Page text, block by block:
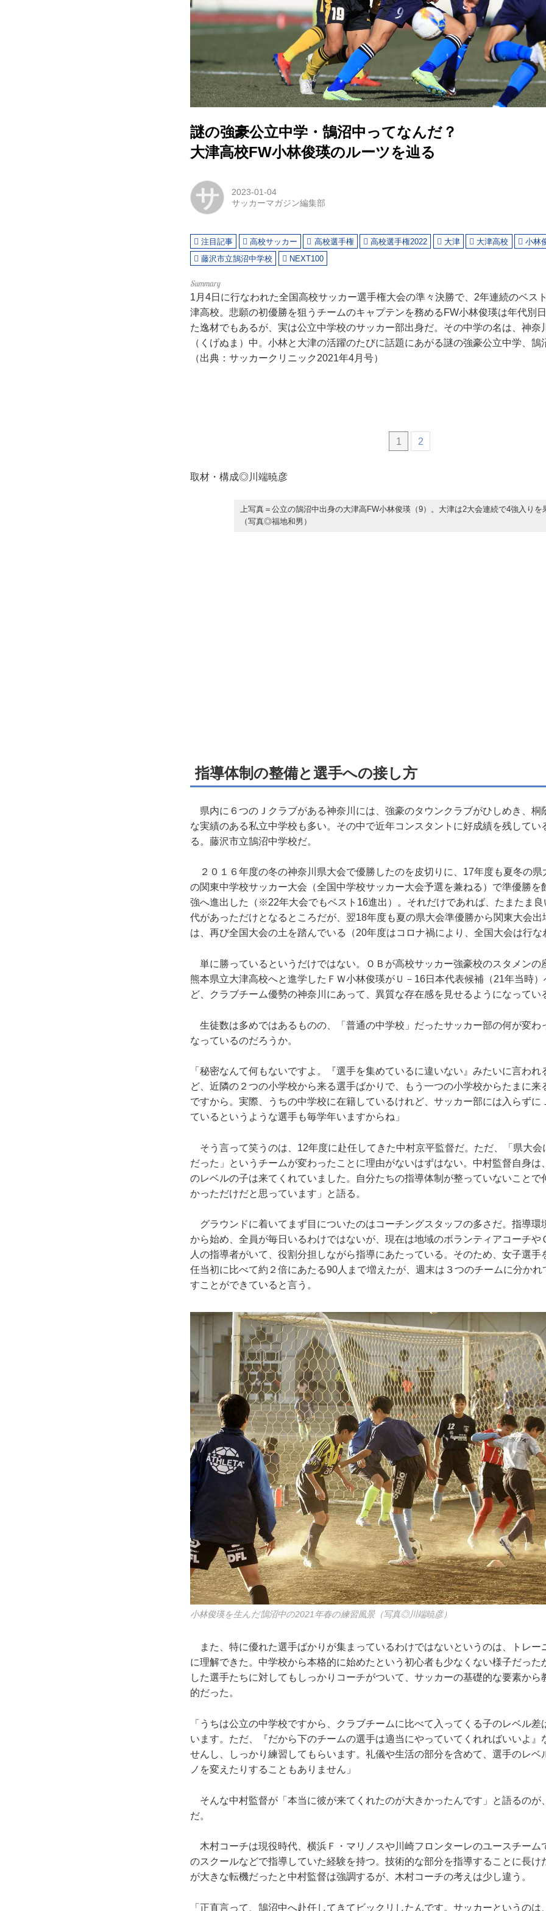
謎の強豪公立中学・鵠沼中ってなんだ？
大津高校FW小林俊瑛のルーツを辿る
サ
2023-01-04
サッカーマガジン編集部
注目記事 高校サッカー 高校選手権 高校選手権2022 大津 大津高校 小林
藤沢市立鵠沼中学校
NEXT100
1月4日に行なわれた全国高校サッカー選手権大会の準々決勝で、2年連続のベス
津高校。悲願の初優勝を狙うチームのキャプテンを務めるFW小林俊瑛は年代別
た逸材でもあるが、実は公立中学校のサッカー部出身だ。その中学の名は、神奈
（くげぬま）中。小林と大津の活躍のたびに話題にあがる謎の強豪公立中学、鵠
（出典：サッカークリニック2021年4月号）
1 2
取材・構成◎川端暁彦
上写真＝公立の鵠沼中出身の大津高FW小林俊瑛（9）。大津は2大会連続で4強入りを
（写真◎福地和男）
指導体制の整備と選手への接し方
県内に６つのＪクラブがある神奈川には、強豪のタウンクラブがひしめき、桐
な実績のある私立中学校も多い。その中で近年コンスタントに好成績を残してい
る。藤沢市立鵠沼中学校だ。
２０１６年度の冬の神奈川県大会で優勝したのを皮切りに、17年度も夏冬の県
の関東中学校サッカー大会（全国中学校サッカー大会予選を兼ねる）で準優勝を
強へ進出した（※22年大会でもベスト16進出）。それだけであれば、たまたま良
代があっただけとなるところだが、翌18年度も夏の県大会準優勝から関東大会出
は、再び全国大会の土を踏んでいる（20年度はコロナ禍により、全国大会は行な
単に勝っているというだけではない。ＯＢが高校サッカー強豪校のスタメンの
熊本県立大津高校へと進学したＦＷ小林俊瑛がＵ－16日本代表候補（21年当時
ど、クラブチーム優勢の神奈川にあって、異質な存在感を見せるようになってい
生徒数は多めではあるものの、「普通の中学校」だったサッカー部の何が変わ
なっているのだろうか。
「秘密なんて何もないですよ。『選手を集めているに違いない』みたいに言われ
ど、近隣の２つの小学校から来る選手ばかりで、もう一つの小学校からたまに来
ですから。実際、うちの中学校に在籍しているけれど、サッカー部には入らずに
ているというような選手も毎学年いますからね」
そう言って笑うのは、12年度に赴任してきた中村京平監督だ。ただ、「県大会
だった」というチームが変わったことに理由がないはずはない。中村監督自身は
のレベルの子は来てくれていました。自分たちの指導体制が整っていないことで
かっただけだと思っています」と語る。
グラウンドに着いてまず目についたのはコーチングスタッフの多さだ。指導環
から始め、全員が毎日いるわけではないが、現在は地域のボランティアコーチや
人の指導者がいて、役割分担しながら指導にあたっている。そのため、女子選手
任当初に比べて約２倍にあたる90人まで増えたが、週末は３つのチームに分かれ
すことができていると言う。
小林俊瑛を生んだ鵠沼中の2021年春の練習風景（写真◎川端暁彦）
また、特に優れた選手ばかりが集まっているわけではないというのは、トレー
に理解できた。中学校から本格的に始めたという初心者も少なくない様子だった
した選手たちに対してもしっかりコーチがついて、サッカーの基礎的な要素から
的だった。
「うちは公立の中学校ですから、クラブチームに比べて入ってくる子のレベル差
います。ただ、『だから下のチームの選手は適当にやっていてくれればいいよ』
せんし、しっかり練習してもらいます。礼儀や生活の部分を含めて、選手のレベ
ノを変えたりすることもありません」
そんな中村監督が「本当に彼が来てくれたのが大きかったんです」と語るのが
だ。
木村コーチは現役時代、横浜Ｆ・マリノスや川崎フロンターレのユースチーム
のスクールなどで指導していた経験を持つ。技術的な部分を指導することに長け
が大きな転機だったと中村監督は強調するが、木村コーチの考えは少し違う。
「正直言って、鵠沼中へ赴任してきてビックリしたんです。サッカーというのは